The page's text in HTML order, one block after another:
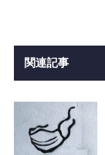
関連記事